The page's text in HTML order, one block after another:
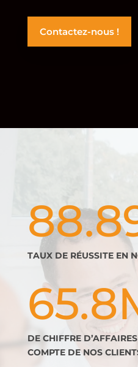
Contactez-nous !
TAUX DE RÉUSSITE EN
DE CHIFFRE
COMPTE DE NOS